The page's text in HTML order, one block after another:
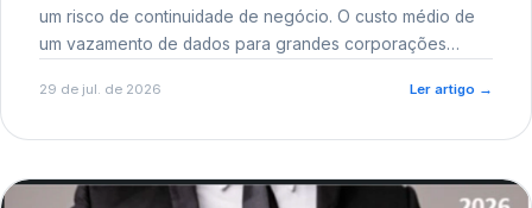
um risco de continuidade de negócio. O custo médio de
um vazamento de dados para grandes corporações
reputacional e o risco regulatório junto a órgãos como a
29 de jul. de 2026 Ler artigo →